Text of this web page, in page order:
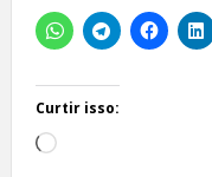
Curtir isso:
Carregando...